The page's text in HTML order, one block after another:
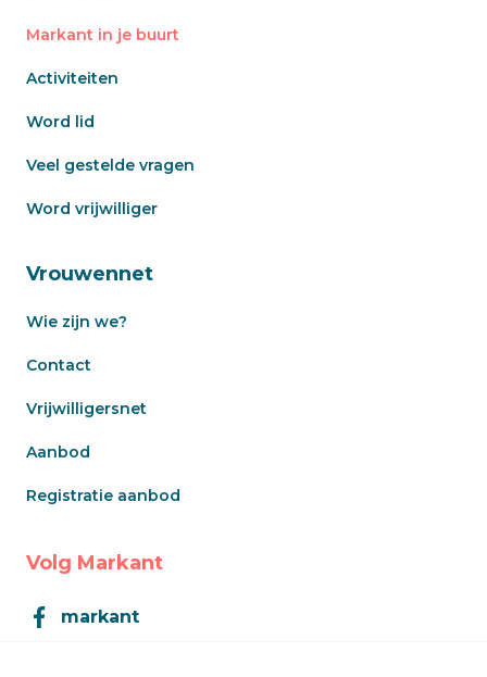
Markant in je buurt
Activiteiten
Word lid
Veel gestelde vragen
Word vrijwilliger
Vrouwennet
Wie zijn we?
Contact
Vrijwilligersnet
Aanbod
Registratie aanbod
Volg Markant
markant